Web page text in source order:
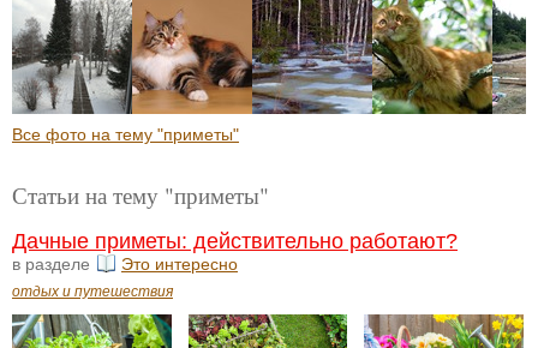
Все фото на тему "приметы"
Статьи на тему "приметы"
Дачные приметы: действительно работают?
в разделе Это интересно
отдых и путешествия